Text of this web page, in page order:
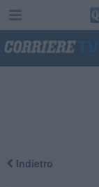
Indietro